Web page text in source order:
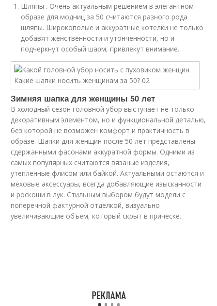
Шляпы . Очень актуальным решением в элегантном
образе для модниц за 50 считаются разного рода
шляпы. Широкополые и аккуратные котелки не только
добавят женственности и утонченности, но и
подчеркнут особый шарм, привлекут внимание.
Зимняя шапка для женщины 50 лет
В холодный сезон головной убор выступает не только
декоративным элементом, но и функциональной деталью,
без которой не возможен комфорт и практичность в
образе. Шапки для женщин после 50 лет представлены
сдержанными фасонами аккуратной формы. Одними из
самых популярных считаются вязаные изделия,
утепленные флисом или байкой. Актуальными остаются и
меховые аксессуары, всегда добавляющие изысканности
и роскоши в лук. Стильным выбором будут модели с
поперечной фактурной отделкой, визуально
увеличивающие объем, который скрыт в прическе.